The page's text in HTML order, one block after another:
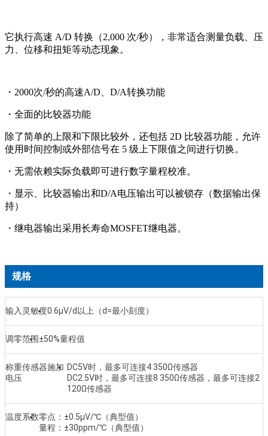
它执行高速 A/D 转换（2,000 次/秒），非常适合测量负载、压
力、位移和扭矩等动态现象。
・2000次/秒的高速A/D、D/A转换功能
・全面的比较器功能
除了简单的上限和下限比较外，还包括 2D 比较器功能，允许
使用时间控制或外部信号在 5 级上下限值之间进行切换。
・无需依赖实际负载即可进行数字量程校准。
・显示、比较器输出和D/A电压输出可以被锁存（数据输出保
持）
・继电器输出采用长寿命MOSFET继电器。
规格
输入灵敏度0.6μV/d以上（d=最小刻度）
调零范围±50%量程值
称重传感器施加
电压
DC5V时，最多可连接4 350Ω传感器
DC2.5V时，最多可连接8 350Ω传感器，最多可连接2
120Ω传感器
温度系数零点：±0.5μV/℃（典型值）
量程：±30ppm/℃（典型值）